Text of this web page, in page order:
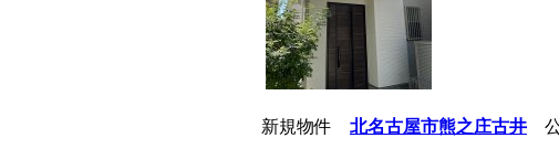
新規物件 北名古屋市熊之庄古井